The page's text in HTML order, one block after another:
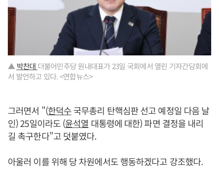
▲ 박찬대 더불어민주당 원내대표가 23일 국회에서 열린 기자간담회에
서 발언하고 있다. <연합뉴스>
그러면서 "(한덕수국무총리 탄핵심판 선고 예정일 다음 날
인) 25일이라도 (윤석열 대통령에 대한) 파면 결정을 내리
길 촉구한다"고 덧붙였다.
아울러 이를 위해 당 차원에서도 행동하겠다고 강조했다.